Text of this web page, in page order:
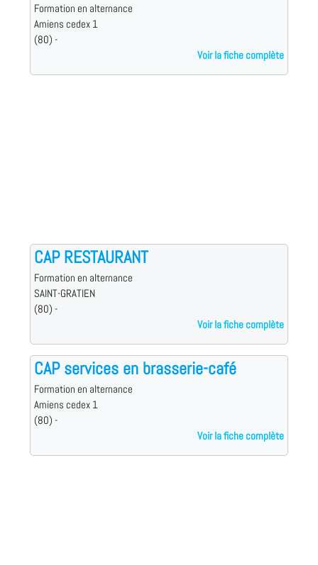
Formation en alternance
Amiens cedex 1
(80) -
Voir la fiche complète
CAP RESTAURANT
Formation en alternance
SAINT-GRATIEN
(80) -
Voir la fiche complète
CAP services en brasserie-café
Formation en alternance
Amiens cedex 1
(80) -
Voir la fiche complète